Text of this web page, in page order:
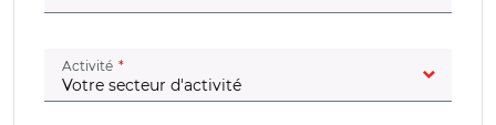
Activité (champ obligatoire)